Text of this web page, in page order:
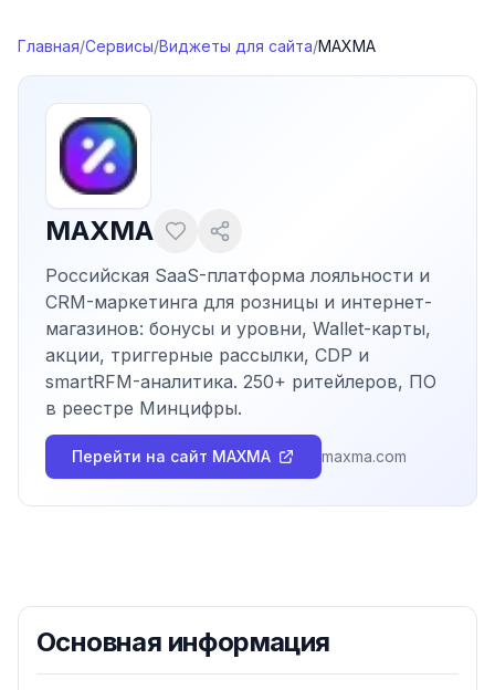
Главная/Сервисы/Виджеты для сайта/MAXMA
MAXMA
Российская SaaS-платформа лояльности и
CRM-маркетинга для розницы и интернет-
магазинов: бонусы и уровни, Wallet-карты,
акции, триггерные рассылки, CDP и
smartRFM-аналитика. 250+ ритейлеров, ПО
в реестре Минцифры.
Перейти на сайт MAXMA maxma.com
Основная информация